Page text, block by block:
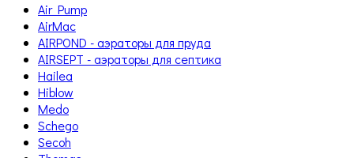
Air Pump
AirMac
AIRPOND - аэраторы для пруда
AIRSEPT - аэраторы для септика
Hailea
Hiblow
Medo
Schego
Secoh